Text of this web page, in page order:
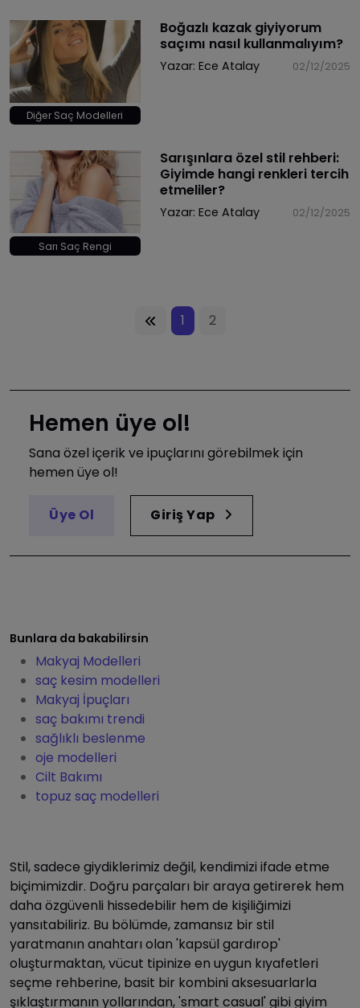
Diğer Saç Modelleri
​Boğazlı kazak giyiyorum
saçımı nasıl kullanmalıyım?
Yazar: Ece Atalay 02/12/2025
Sarı Saç Rengi
Sarışınlara özel stil rehberi:
Giyimde hangi renkleri tercih
etmeliler?
Yazar: Ece Atalay 02/12/2025
1 2
Hemen üye ol!
Sana özel içerik ve ipuçlarını görebilmek için
hemen üye ol!
Üye Ol Giriş Yap
Bunlara da bakabilirsin
Makyaj Modelleri
saç kesim modelleri
Makyaj İpuçları
saç bakımı trendi
sağlıklı beslenme
oje modelleri
Cilt Bakımı
topuz saç modelleri
Stil, sadece giydiklerimiz değil, kendimizi ifade etme
biçimimizdir. Doğru parçaları bir araya getirerek hem
daha özgüvenli hissedebilir hem de kişiliğimizi
yansıtabiliriz. Bu bölümde, zamansız bir stil
yaratmanın anahtarı olan 'kapsül gardırop'
oluşturmaktan, vücut tipinize en uygun kıyafetleri
seçme rehberine, basit bir kombini aksesuarlarla
şıklaştırmanın yollarından, 'smart casual' gibi giyim